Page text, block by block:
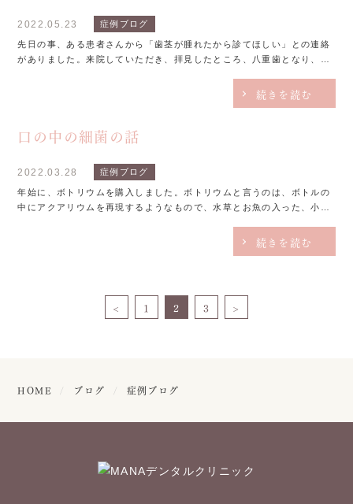
2022.05.23 症例ブログ
先日の事、ある患者さんから「歯茎が腫れたから診てほしい」との連絡
がありました。来院していただき、拝見したところ、八重歯となり、歯
ると、重なったところに汚れが詰まったため、一生懸...続きを読む
口の中の細菌の話
2022.03.28 症例ブログ
年始に、ボトリウムを購入しました。ボトリウムと言うのは、ボトルの
中にアクアリウムを再現するようなもので、水草とお魚の入った、小さ
っているお店に行くことができました。そこで、ボト...続きを読む
< 1 2 3 >
HOME ブログ 症例ブログ